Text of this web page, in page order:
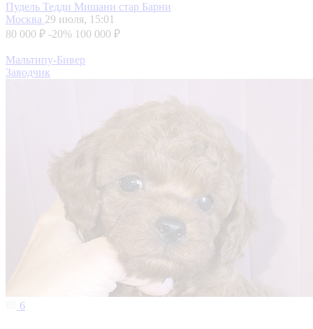
Пудель Тедди Мишани стар Барни
Москва 29 июля, 15:01
80 000 ₽ -20% 100 000 ₽
Мальтипу-Бивер
Заводчик
6